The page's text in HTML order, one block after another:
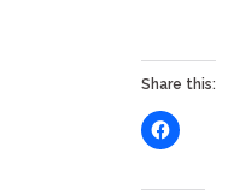
Share this: